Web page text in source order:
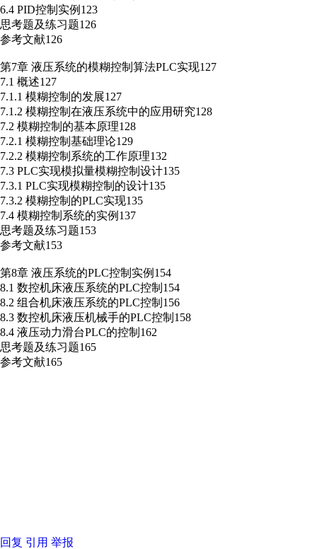
6.4 PID控制实例123
思考题及练习题126
参考文献126
第7章 液压系统的模糊控制算法PLC实现127
7.1 概述127
7.1.1 模糊控制的发展127
7.1.2 模糊控制在液压系统中的应用研究128
7.2 模糊控制的基本原理128
7.2.1 模糊控制基础理论129
7.2.2 模糊控制系统的工作原理132
7.3 PLC实现模拟量模糊控制设计135
7.3.1 PLC实现模糊控制的设计135
7.3.2 模糊控制的PLC实现135
7.4 模糊控制系统的实例137
思考题及练习题153
参考文献153
第8章 液压系统的PLC控制实例154
8.1 数控机床液压系统的PLC控制154
8.2 组合机床液压系统的PLC控制156
8.3 数控机床液压机械手的PLC控制158
8.4 液压动力滑台PLC的控制162
思考题及练习题165
参考文献165
回复 引用 举报